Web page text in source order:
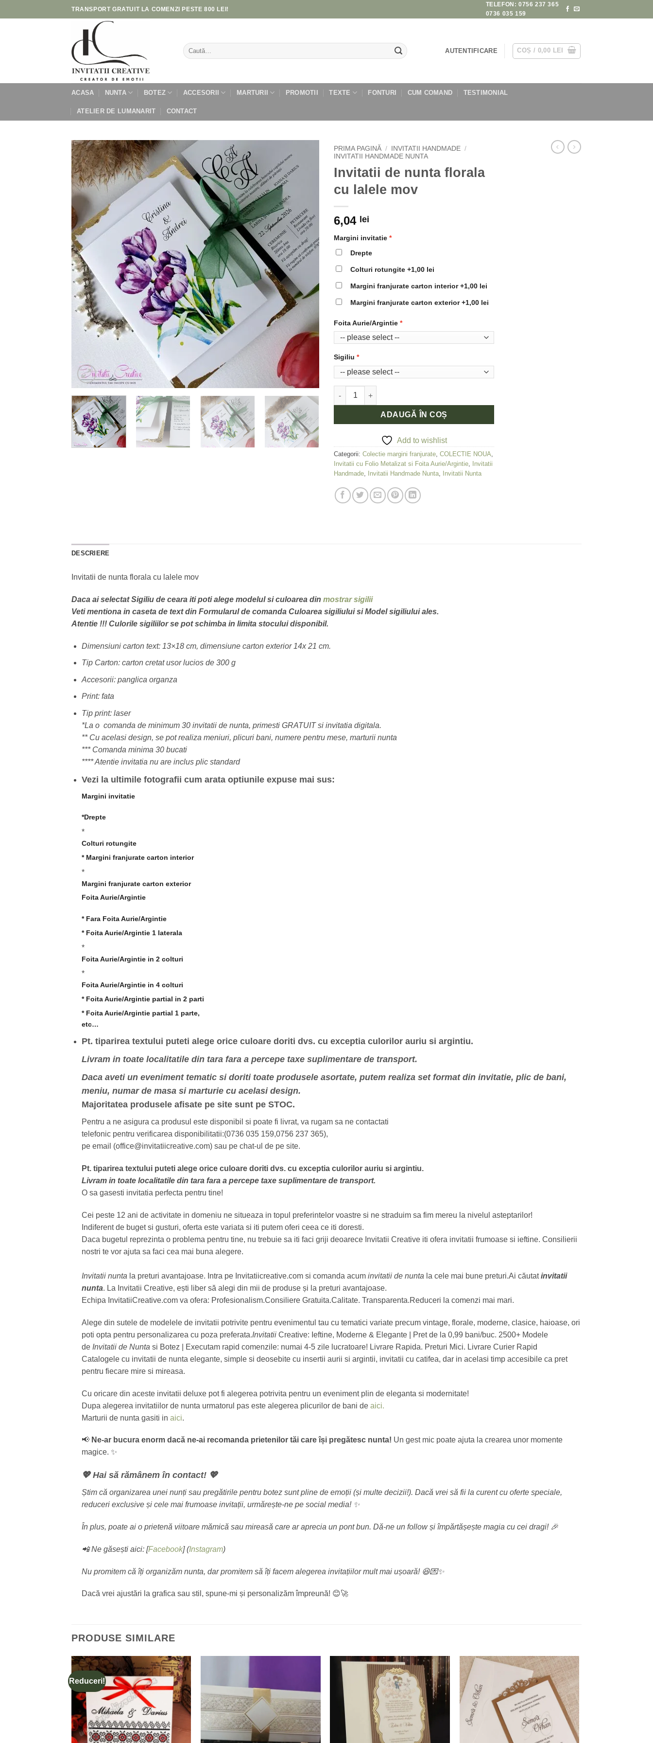
to
TRANSPORT GRATUIT LA COMENZI PESTE 800 LEI!
TELEFON: 0756 237 365
0736 035 159
Caută
după:
AUTENTIFICARE COȘ / 0,00 LEI
ACASA NUNTA BOTEZ ACCESORII MARTURII PROMOTII TEXTE FONTURI CUM COMAND TESTIMONIAL
ATELIER DE LUMANARIT CONTACT
Add to
PRIMA PAGINĂ / INVITATII HANDMADE /
INVITATII HANDMADE NUNTA
Invitatii de nunta florala
cu lalele mov
6,04 lei
Margini invitatie
Drepte
Colturi rotungite +1,00 lei
Margini franjurate carton interior+1,00 lei
Margini franjurate carton exterior+1,00 lei
Foita Aurie/Argintie
Sigiliu
Cantitate Invitatii de nunta florala cu lalele mov
ADAUGĂ ÎN COȘ
Add to wishlist
Categorii: Colectie margini franjurate COLECTIE NOUA
Invitatii cu Folio Metalizat si Foita Aurie/Argintie
Invitatii
Handmade
Invitatii Handmade Nunta Invitatii Nunta
DESCRIERE
Invitatii de nunta florala cu lalele mov
Daca ai selectat Sigiliu de ceara iti poti alege modelul si culoarea din mostrar sigilii
Veti mentiona in caseta de text din Formularul de comanda Culoarea sigiliului si Model sigiliului ales.
Atentie !!! Culorile sigiliilor se pot schimba in limita stocului disponibil.
Dimensiuni carton text: 13×18 cm, dimensiune carton exterior 14x 21 cm.
Tip Carton: carton cretat usor lucios de 300 g
Accesorii: panglica organza
Print: fata
Tip print: laser
*La o comanda de minimum 30 invitatii de nunta, primesti GRATUIT si invitatia digitala.
** Cu acelasi design, se pot realiza meniuri, plicuri bani, numere pentru mese, marturii nunta
*** Comanda minima 30 bucati
**** Atentie invitatia nu are inclus plic standard
Vezi la ultimile fotografii cum arata optiunile expuse mai sus:
Margini invitatie
*Drepte
*
Colturi rotungite
* Margini franjurate carton interior
*
Margini franjurate carton exterior
Foita Aurie/Argintie
* Fara Foita Aurie/Argintie
* Foita Aurie/Argintie 1 laterala
*
Foita Aurie/Argintie in 2 colturi
*
Foita Aurie/Argintie in 4 colturi
* Foita Aurie/Argintie partial in 2 parti
* Foita Aurie/Argintie partial 1 parte,
etc…
Pt. tiparirea textului puteti alege orice culoare doriti dvs. cu exceptia culorilor auriu si argintiu.
Livram in toate localitatile din tara fara a percepe taxe suplimentare de transport.
Daca aveti un eveniment tematic si doriti toate produsele asortate, putem realiza set format din invitatie, plic de bani,
meniu, numar de masa si marturie cu acelasi design.
Majoritatea produsele afisate pe site sunt pe STOC.
Pentru a ne asigura ca produsul este disponibil si poate fi livrat, va rugam sa ne contactati
telefonic pentru verificarea disponibilitatii:(0736 035 159,0756 237 365),
pe email (office@invitatiicreative.com) sau pe chat-ul de pe site.
Pt. tiparirea textului puteti alege orice culoare doriti dvs. cu exceptia culorilor auriu si argintiu.
Livram in toate localitatile din tara fara a percepe taxe suplimentare de transport.
O sa gasesti invitatia perfecta pentru tine!
Cei peste 12 ani de activitate in domeniu ne situeaza in topul preferintelor voastre si ne straduim sa fim mereu la nivelul asteptarilor!
Indiferent de buget si gusturi, oferta este variata si iti putem oferi ceea ce iti doresti.
Daca bugetul reprezinta o problema pentru tine, nu trebuie sa iti faci griji deoarece Invitatii Creative iti ofera invitatii frumoase si ieftine. Consilierii
nostri te vor ajuta sa faci cea mai buna alegere.
Invitatii nunta la preturi avantajoase. Intra pe Invitatiicreative.com si comanda acum invitatii de nunta la cele mai bune preturi.Ai căutatinvitatii
nunta. La Invitatii Creative, ești liber să alegi din mii de produse și la preturi avantajoase.
Echipa InvitatiiCreative.com va ofera: Profesionalism.Consiliere Gratuita.Calitate. Transparenta.Reduceri la comenzi mai mari.
Alege din sutele de modelele de invitatii potrivite pentru evenimentul tau cu tematici variate precum vintage, florale, moderne, clasice, haioase, ori
poti opta pentru personalizarea cu poza preferata.InvitatiiCreative: Ieftine, Moderne & Elegante | Pret de la 0,99 bani/buc. 2500+ Modele
de Invitatii de Nunta si Botez | Executam rapid comenzile: numai 4-5 zile lucratoare! Livrare Rapida. Preturi Mici. Livrare Curier Rapid
Catalogele cu invitatii de nunta elegante, simple si deosebite cu insertii aurii si argintii, invitatii cu catifea, dar in acelasi timp accesibile ca pret
pentru fiecare mire si mireasa.
Cu oricare din aceste invitatii deluxe pot fi alegerea potrivita pentru un eveniment plin de eleganta si modernitate!
Dupa alegerea invitatiilor de nunta urmatorul pas este alegerea plicurilor de bani de aici.
Marturii de nunta gasiti in aici.
📢 Ne-ar bucura enorm dacă ne-ai recomanda prietenilor tăi care își pregătesc nunta! Un gest mic poate ajuta la crearea unor momente
magice. ✨
💖 Hai să rămânem în contact! 💖
Știm că organizarea unei nunți sau pregătirile pentru botez sunt pline de emoții (și multe decizii!). Dacă vrei să fii la curent cu oferte speciale,
reduceri exclusive și cele mai frumoase invitații, urmărește-ne pe social media! ✨
În plus, poate ai o prietenă viitoare mămică sau mireasă care ar aprecia un pont bun. Dă-ne un follow și împărtășește magia cu cei dragi! 🎉
📲 Ne găsești aici: [Facebook] (Instagram)
Nu promitem că îți organizăm nunta, dar promitem să îți facem alegerea invitațiilor mult mai ușoară! 😆💌✨
Dacă vrei ajustări la grafica sau stil, spune-mi și personalizăm împreună! 😊🚀
PRODUSE SIMILARE
Reduceri!
Add to
wishlist
wishlist
Add to
wishlist
Add to
wishlist